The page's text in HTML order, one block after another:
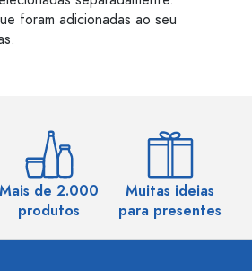
foram adicionadas ao seu
Mais de 2.000
produtos
Muitas ideias
para presentes